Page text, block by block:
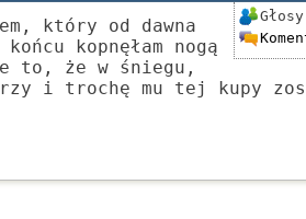
który od dawna
kopnęłam nogą
to, że w śniegu,
i trochę mu tej kupy